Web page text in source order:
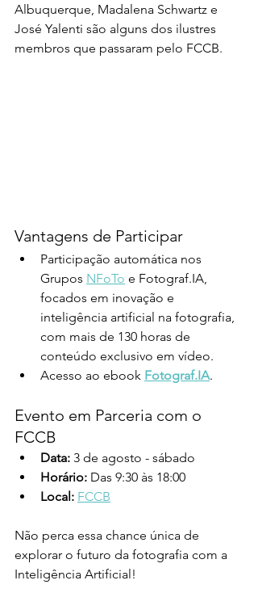
Albuquerque, Madalena Schwartz e
José Yalenti são alguns dos ilustres
membros que passaram pelo FCCB.
Vantagens de Participar
Participação automática nos
Grupos NFoTo e Fotograf.IA,
focados em inovação e
inteligência artificial na fotografia,
com mais de 130 horas de
conteúdo exclusivo em vídeo.
Acesso ao ebook Fotograf.IA.
Evento em Parceria com o
FCCB
Data: 3 de agosto - sábado
Horário: Das 9:30 às 18:00
Local: FCCB
Não perca essa chance única de
explorar o futuro da fotografia com a
Inteligência Artificial!